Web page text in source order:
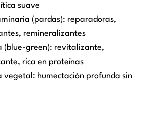
suave
(pardas): reparadoras,
remineralizantes
(blue-green): revitalizante,
rica en proteínas
vegetal: humectación profunda sin